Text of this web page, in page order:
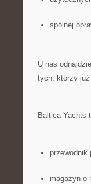
spójnej
U nas
tych, którzy już
Baltica Yachts
przewodnik
magazyn o